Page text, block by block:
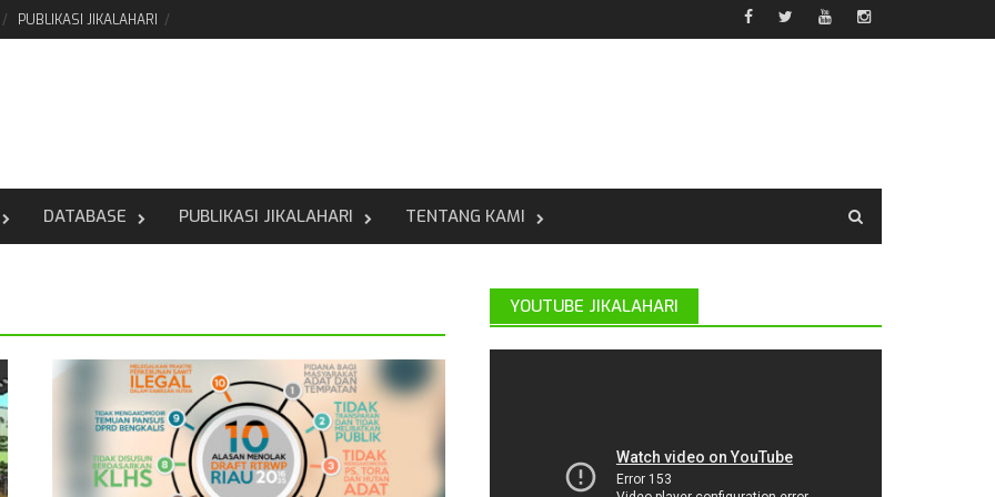
PUBLIKASI JIKALAHARI
DATABASE PUBLIKASI JIKALAHARI TENTANG KAMI
YOUTUBE JIKALAHARI